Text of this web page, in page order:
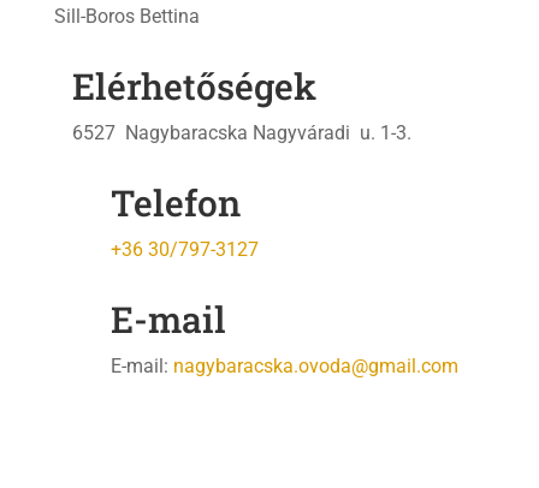
Sill-Boros Bettina
Elérhetőségek
6527 Nagybaracska Nagyváradi u. 1-3.
Telefon
+36 30/797-3127
E-mail
E-mail: nagybaracska.ovoda@gmail.com